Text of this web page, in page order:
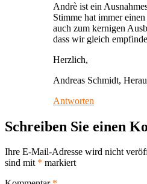
Andrè ist ein
Stimme hat immer
auch zum kernigen
dass wir gleich
Herzlich,
Andreas Schmidt,
Antworten
Schreiben Sie einen
Ihre E-Mail-Adresse wird nicht
sind mit * markiert